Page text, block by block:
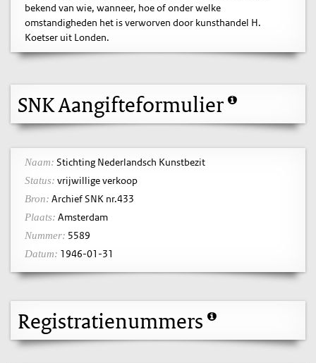
bekend van wie, wanneer, hoe of onder welke
omstandigheden het is verworven door kunsthandel H.
Koetser uit Londen.
SNK Aangifteformulier
Naam: Stichting Nederlandsch Kunstbezit
Status: vrijwillige verkoop
Bron: Archief SNK nr.433
Plaats: Amsterdam
Nummer: 5589
Datum: 1946-01-31
Registratienummers